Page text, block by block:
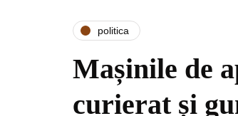
politica
Mașinile de
curierat și